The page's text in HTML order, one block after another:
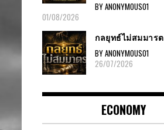
BY ANONYMOUS01
01/08/2026
กลยุทธ์ไม่สมมารต
BY ANONYMOUS01
26/07/2026
ECONOMY